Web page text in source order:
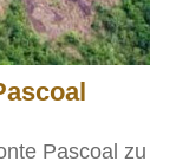
Pascoal zu